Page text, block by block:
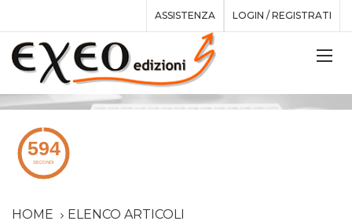
ASSISTENZA LOGIN / REGISTRATI
HOME
ELENCO ARTICOLI